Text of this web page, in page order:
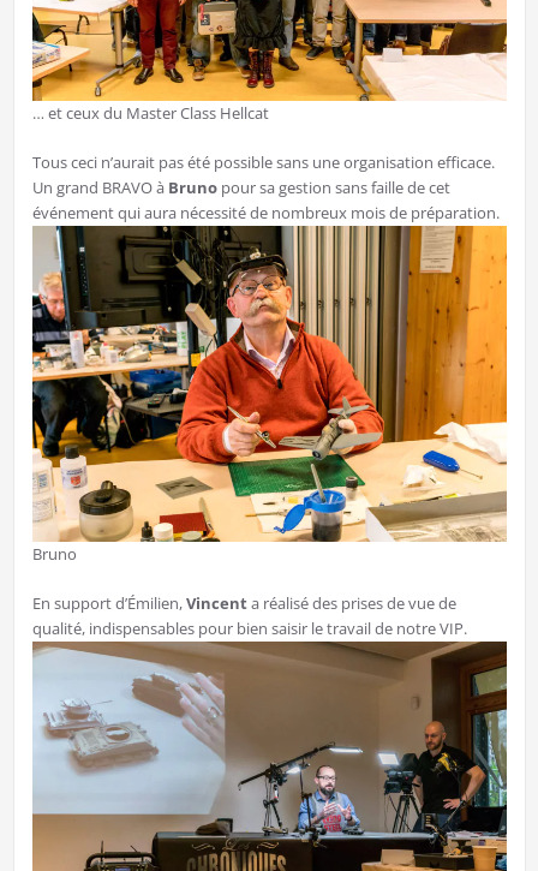
… et ceux du Master Class Hellcat
Tous ceci n’aurait pas été possible sans une organisation efficace.
Un grand BRAVO à Brunopour sa gestion sans faille de cet
événement qui aura nécessité de nombreux mois de préparation.
Bruno
En support d’Émilien,Vincenta réalisé des prises de vue de
qualité, indispensables pour bien saisir le travail de notre VIP.